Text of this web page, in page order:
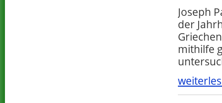
Joseph
der
mithilfe